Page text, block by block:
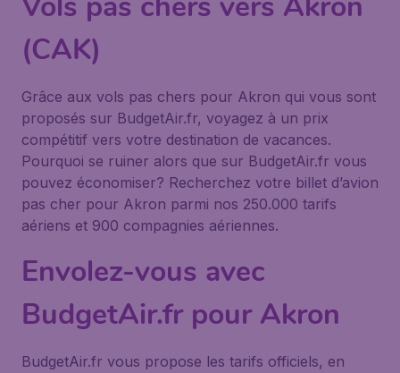
(CAK)
Grâce aux vols pas chers pour Akron qui vous sont
proposés sur BudgetAir.fr, voyagez à un prix
compétitif vers votre destination de vacances.
Pourquoi se ruiner alors que sur BudgetAir.fr vous
pouvez économiser? Recherchez votre billet d’avion
pas cher pour Akron parmi nos 250.000 tarifs
aériens et 900 compagnies aériennes.
Envolez-vous avec
BudgetAir.fr pour Akron
BudgetAir.fr vous propose les tarifs officiels, en